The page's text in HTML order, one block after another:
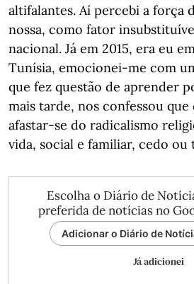
altifalantes. Aí percebi a força
nossa, como fator
nacional. Já em 2015, era eu
Tunísia, emocionei-me com
que fez questão de aprender
mais tarde, nos confessou
afastar-se do radicalismo
vida, social e familiar, cedo ou
Escolha o Diário de
preferida de notícias no
Adicionar o Diário de
Já adicionei